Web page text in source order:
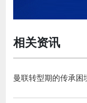
相关资讯